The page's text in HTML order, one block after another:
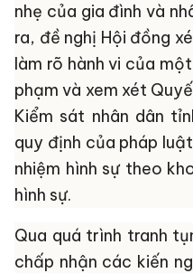
nhẹ của gia đình và
ra, đề nghị Hội đồng
làm rõ hành vi của
phạm và xem xét
Kiểm sát nhân dân
quy định của pháp
nhiệm hình sự theo
hình sự.
Qua quá trình tranh
chấp nhận các kiến